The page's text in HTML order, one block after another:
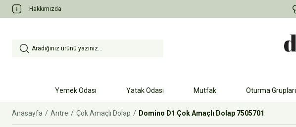
Hakkımızda
Yemek Odası Yatak Odası Mutfak Oturma Grupları
Anasayfa Antre Çok Amaçlı Dolap Domino D1 Çok Amaçlı Dolap 7505701